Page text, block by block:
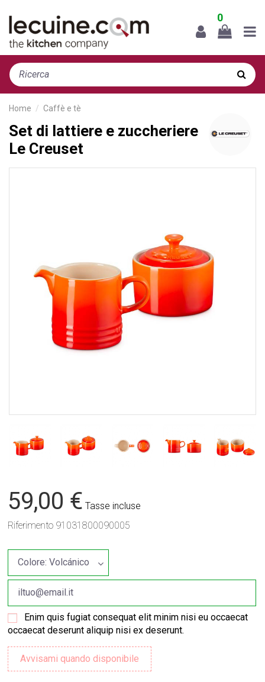
0
Home Caffè e tè
Set di lattiere e zuccheriere
Le Creuset
59,00 € Tasse incluse
Riferimento 91031800090005
Enim quis fugiat consequat elit minim nisi eu occaecat
occaecat deserunt aliquip nisi ex deserunt.